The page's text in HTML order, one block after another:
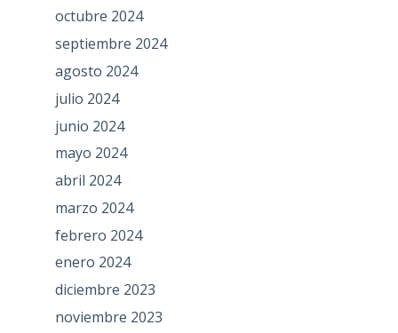
octubre 2024
septiembre 2024
agosto 2024
julio 2024
junio 2024
mayo 2024
abril 2024
marzo 2024
febrero 2024
enero 2024
diciembre 2023
noviembre 2023